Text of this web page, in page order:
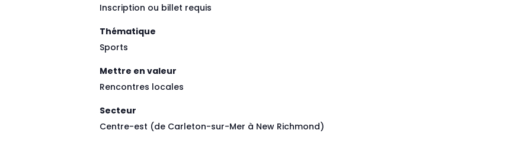
Inscription ou billet requis
Thématique
Sports
Mettre en valeur
Rencontres locales
Secteur
Centre-est (de Carleton-sur-Mer à New Richmond)